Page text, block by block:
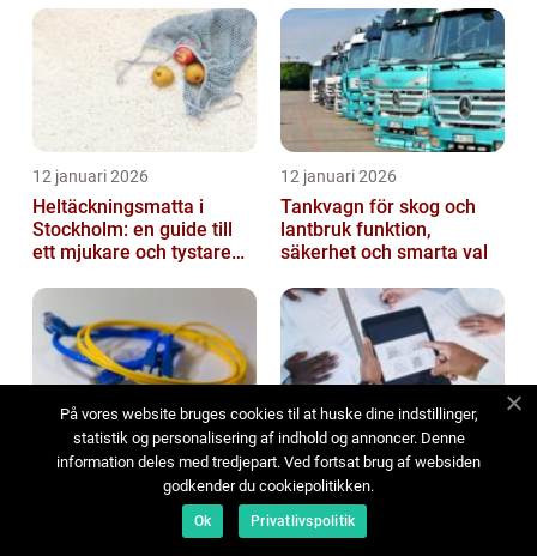
12 januari 2026
Heltäckningsmatta i
Stockholm: en guide till
ett mjukare och tystare
12 januari 2026
Tankvagn för skog och
lantbruk funktion,
säkerhet och smarta val
08 januari 2026
Fiberinstallation: grunden
framtidssäkert nätverk
07 januari 2026
Sprinklersystem: tryggt
brandskydd för både liv
och egendom
På vores website bruges cookies til at huske dine indstillinger,
statistik og personalisering af indhold og annoncer. Denne
information deles med tredjepart. Ved fortsat brug af websiden
godkender du cookiepolitikken.
Ok Privatlivspolitik